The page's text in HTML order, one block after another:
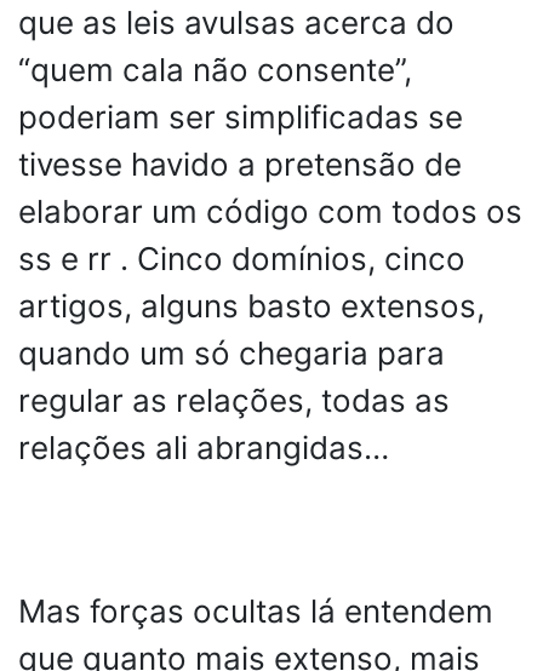
que as leis avulsas acerca do
“quem cala não consente”,
poderiam ser simplificadas se
tivesse havido a pretensão de
elaborar um código com todos os
ss e rr . Cinco domínios, cinco
artigos, alguns basto extensos,
quando um só chegaria para
regular as relações, todas as
relações ali abrangidas…
Mas forças ocultas lá entendem
que quanto mais extenso, mais